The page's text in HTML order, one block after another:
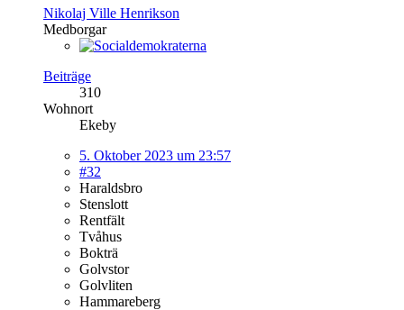
Nikolaj Ville Henrikson
Medborgar
Beiträge
310
Wohnort
Ekeby
5. Oktober 2023 um 23:57
#32
Haraldsbro
Stenslott
Rentfält
Tvåhus
Bokträ
Golvstor
Golvliten
Hammareberg